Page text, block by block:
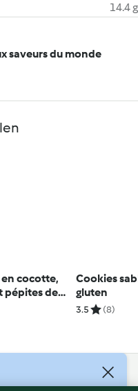
14.4 g
saveurs du monde
cocotte,
pépites de
blanc
Cookies
gluten
3.5 (8)